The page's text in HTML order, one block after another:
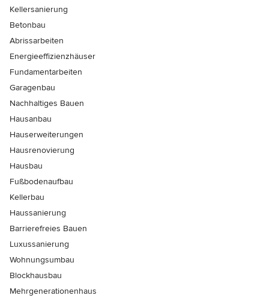
Kellersanierung
Betonbau
Abrissarbeiten
Energieeffizienzhäuser
Fundamentarbeiten
Garagenbau
Nachhaltiges Bauen
Hausanbau
Hauserweiterungen
Hausrenovierung
Hausbau
Fußbodenaufbau
Kellerbau
Haussanierung
Barrierefreies Bauen
Luxussanierung
Wohnungsumbau
Blockhausbau
Mehrgenerationenhaus